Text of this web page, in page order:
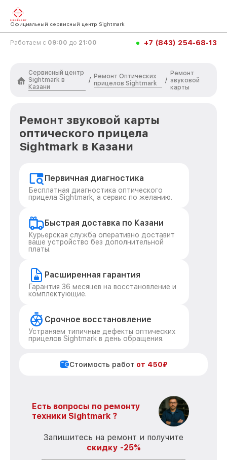
Официальный сервисный центр Sightmark
Работаем с 09:00 до 21:00 +7 (843) 254-68-13
Сервисный центр
Sightmark в
Казани
/
Ремонт Оптических
прицелов Sightmark
/
Ремонт
звуковой
карты
Ремонт звуковой карты
оптического прицела
Sightmark в Казани
Первичная диагностика
Бесплатная диагностика оптического
прицела Sightmark, а сервис по желанию.
Быстрая доставка по Казани
Курьерская служба оперативно доставит
ваше устройство без дополнительной
платы.
Расширенная гарантия
Гарантия 36 месяцев на восстановление и
комплектующие.
Срочное восстановление
Устраняем типичные дефекты оптических
прицелов Sightmark в день обращения.
Стоимость работ от 450₽
Есть вопросы по ремонту
техники Sightmark ?
Запишитесь на ремонт и получите
скидку -25%